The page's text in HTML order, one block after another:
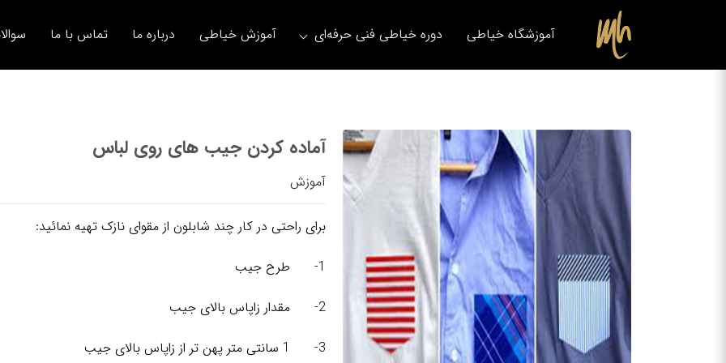
آموزشگاه خیاطی دوره خیاطی فنی حرفه‌ای آموزش خیاطی درباره ما تماس با ما
آماده کردن جیب های روی لباس
آموزش
برای راحتی در کار چند شابلون از مقوای نازک تهیه نمائید:
1- طرح جیب
2- مقدار زاپاس بالای جیب
3- 1 سانتی متر پهن تر از زاپاس بالای جیب